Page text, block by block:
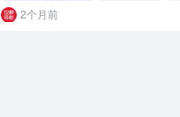
2个月前